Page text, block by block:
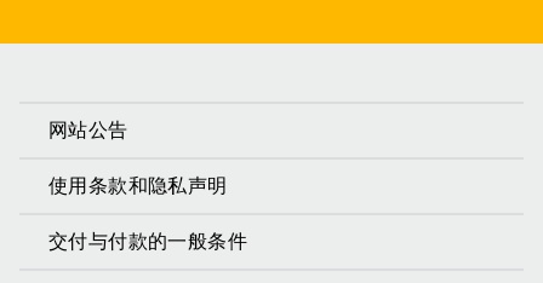
网站公告
使用条款和隐私声明
交付与付款的一般条件